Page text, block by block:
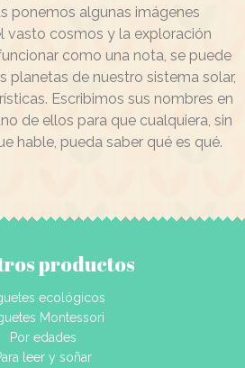
ponemos algunas imágenes
vasto cosmos y la exploración
como una nota, se puede
planetas de nuestro sistema solar,
Escribimos sus nombres en
de ellos para que cualquiera, sin
hable, pueda saber qué es qué.
productos
ecológicos
Montessori
Por edades
leer y soñar